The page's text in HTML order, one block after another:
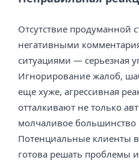
Отсутствие продуманной
негативными
ситуациями — серьезная
Игнорирование жалоб,
еще хуже, агрессивная
отталкивают не только
молчаливое большинство
Потенциальные клиенты
готова решать проблемы